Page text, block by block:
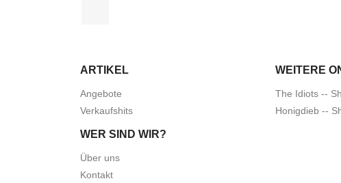
ARTIKEL
Angebote
Verkaufshits
WEITERE
The Idiots --
Honigdieb --
WER SIND WIR?
Über uns
Kontakt